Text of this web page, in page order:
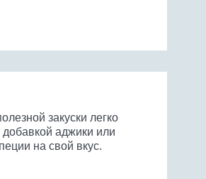
закуски легко
добавкой аджики или
на свой вкус.